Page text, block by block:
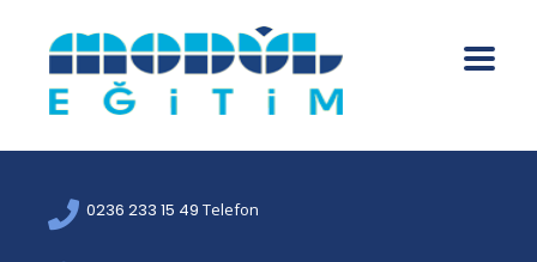
0236 233 15 49 Telefon